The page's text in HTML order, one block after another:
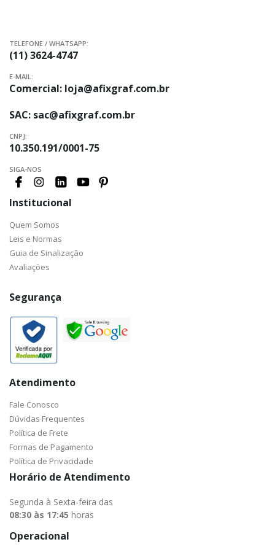
TELEFONE / WHATSAPP:
(11) 3624-4747
E-MAIL:
Comercial: loja@afixgraf.com.br
SAC: sac@afixgraf.com.br
CNPJ:
10.350.191/0001-75
SIGA-NOS
Institucional
Quem Somos
Leis e Normas
Guia de Sinalização
Avaliações
Segurança
Atendimento
Fale Conosco
Dúvidas Frequentes
Política de Frete
Formas de Pagamento
Política de Privacidade
Horário de Atendimento
Segunda à Sexta-feira das
08:30 às 17:45 horas
Operacional